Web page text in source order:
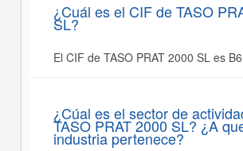
¿Cuál es el CIF de TASO
SL?
El CIF de TASO PRAT 2000 SL es
¿Cúal es el sector de
TASO PRAT 2000 SL? ¿A
industria pertenece?